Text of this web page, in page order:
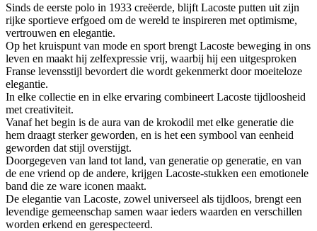
Sinds de eerste polo in 1933 creëerde, blijft Lacoste putten uit zijn
rijke sportieve erfgoed om de wereld te inspireren met optimisme,
vertrouwen en elegantie.
Op het kruispunt van mode en sport brengt Lacoste beweging in ons
leven en maakt hij zelfexpressie vrij, waarbij hij een uitgesproken
Franse levensstijl bevordert die wordt gekenmerkt door moeiteloze
elegantie.
In elke collectie en in elke ervaring combineert Lacoste tijdloosheid
met creativiteit.
Vanaf het begin is de aura van de krokodil met elke generatie die
hem draagt sterker geworden, en is het een symbool van eenheid
geworden dat stijl overstijgt.
Doorgegeven van land tot land, van generatie op generatie, en van
de ene vriend op de andere, krijgen Lacoste-stukken een emotionele
band die ze ware iconen maakt.
De elegantie van Lacoste, zowel universeel als tijdloos, brengt een
levendige gemeenschap samen waar ieders waarden en verschillen
worden erkend en gerespecteerd.